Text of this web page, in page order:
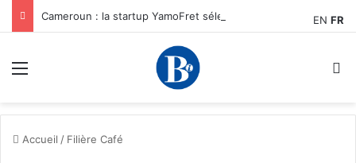
Cameroun : la startup YamoFret sélectionnée au programme HEC Challenge+ Afrique pour accélérer la transformation du fret en Afrique centrale
Accueil / Filière Café
EN FR